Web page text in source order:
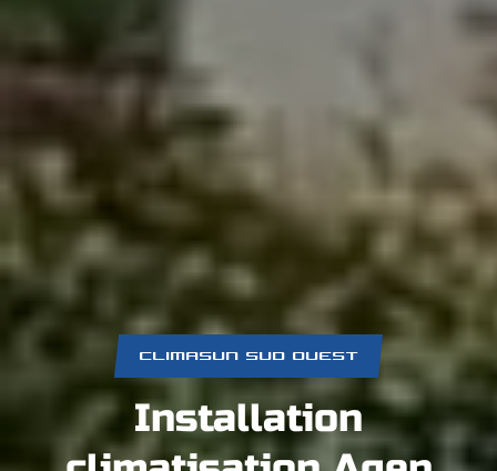
CLIMASUN SUD OUEST
Installation